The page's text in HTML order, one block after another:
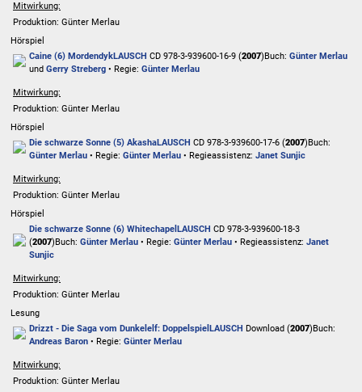
Mitwirkung:
Produktion: Günter Merlau
Hörspiel
Caine (6) MordendykLAUSCH CD 978-3-939600-16-9 (2007)Buch: Günter Merlau
und Gerry Streberg • Regie: Günter Merlau
Mitwirkung:
Produktion: Günter Merlau
Hörspiel
Die schwarze Sonne (5) AkashaLAUSCH CD 978-3-939600-17-6 (2007)Buch:
Günter Merlau • Regie: Günter Merlau • Regieassistenz: Janet Sunjic
Mitwirkung:
Produktion: Günter Merlau
Hörspiel
Die schwarze Sonne (6) Whitechapel LAUSCH CD 978-3-939600-18-3
(2007)Buch: Günter Merlau • Regie: Günter Merlau • Regieassistenz: Janet
Sunjic
Mitwirkung:
Produktion: Günter Merlau
Lesung
Drizzt - Die Saga vom Dunkelelf: Doppelspiel LAUSCH Download (2007)Buch:
Andreas Baron • Regie: Günter Merlau
Mitwirkung:
Produktion: Günter Merlau